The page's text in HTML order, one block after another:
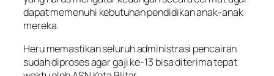
dapat memenuhi kebutuhan pendidikan anak-anak
mereka.
Heru memastikan seluruh administrasi pencairan
sudah diproses agar gaji ke-13 bisa diterima tepat